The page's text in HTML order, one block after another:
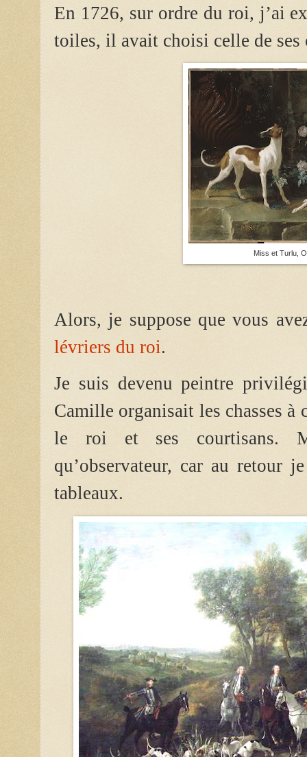
En 1726, sur ordre du roi, j’ai
toiles, il avait choisi celle de ses
Miss et Turlu,
Alors, je suppose que vous
lévriers du roi.
Je suis devenu peintre
Camille organisait les chasses à
le roi et ses courtisans.
qu’observateur, car au retour
tableaux.